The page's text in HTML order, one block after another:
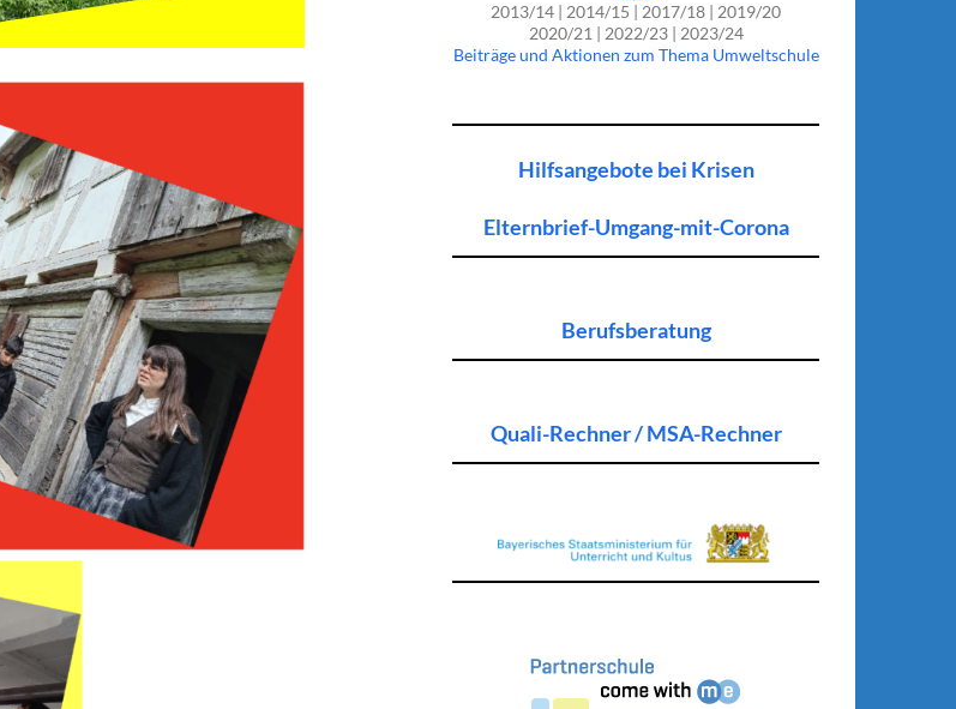
2013/14 | 2014/15 | 2017/18 | 2019/20
2020/21 | 2022/23 | 2023/24
Beiträge und Aktionen zum Thema Umweltschule
Hilfsangebote bei Krisen
Elternbrief-Umgang-mit-Corona
Berufsberatung
Quali-Rechner / MSA-Rechner